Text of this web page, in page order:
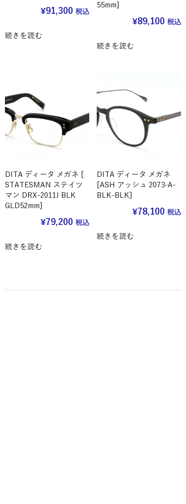
¥91,300 税込
続きを読む
55mm]
¥89,100 税込
続きを読む
DITA ディータ メガネ [
STATESMAN ステイツ
マン DRX-2011J BLK
GLD52mm]
¥79,200 税込
続きを読む
DITA ディータ メガネ
[ASH アッシュ 2073-A-
BLK-BLK]
¥78,100 税込
続きを読む